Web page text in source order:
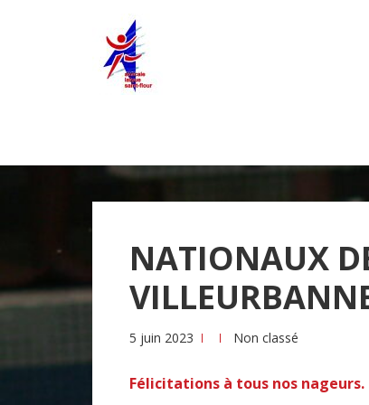
navigation
content
NATIONAUX
5 juin 2023 Non classé
Félicitations à tous nos nageurs.